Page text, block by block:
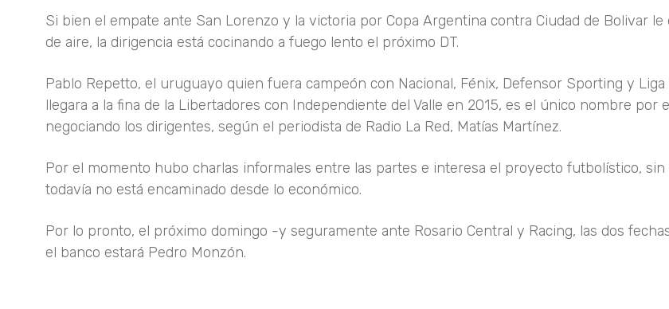
Si bien el empate ante San Lorenzo y la victoria por Copa Argentina contra Ciudad de Bolivar
de aire, la dirigencia está cocinando a fuego lento el próximo DT.
Pablo Repetto, el uruguayo quien fuera campeón con Nacional, Fénix, Defensor Sporting y Liga
llegara a la fina de la Libertadores con Independiente del Valle en 2015, es el único nombre por
negociando los dirigentes, según el periodista de Radio La Red, Matías Martínez.
Por el momento hubo charlas informales entre las partes e interesa el proyecto futbolístico, sin
todavía no está encaminado desde lo económico.
Por lo pronto, el próximo domingo -y seguramente ante Rosario Central y Racing, las dos
el banco estará Pedro Monzón.